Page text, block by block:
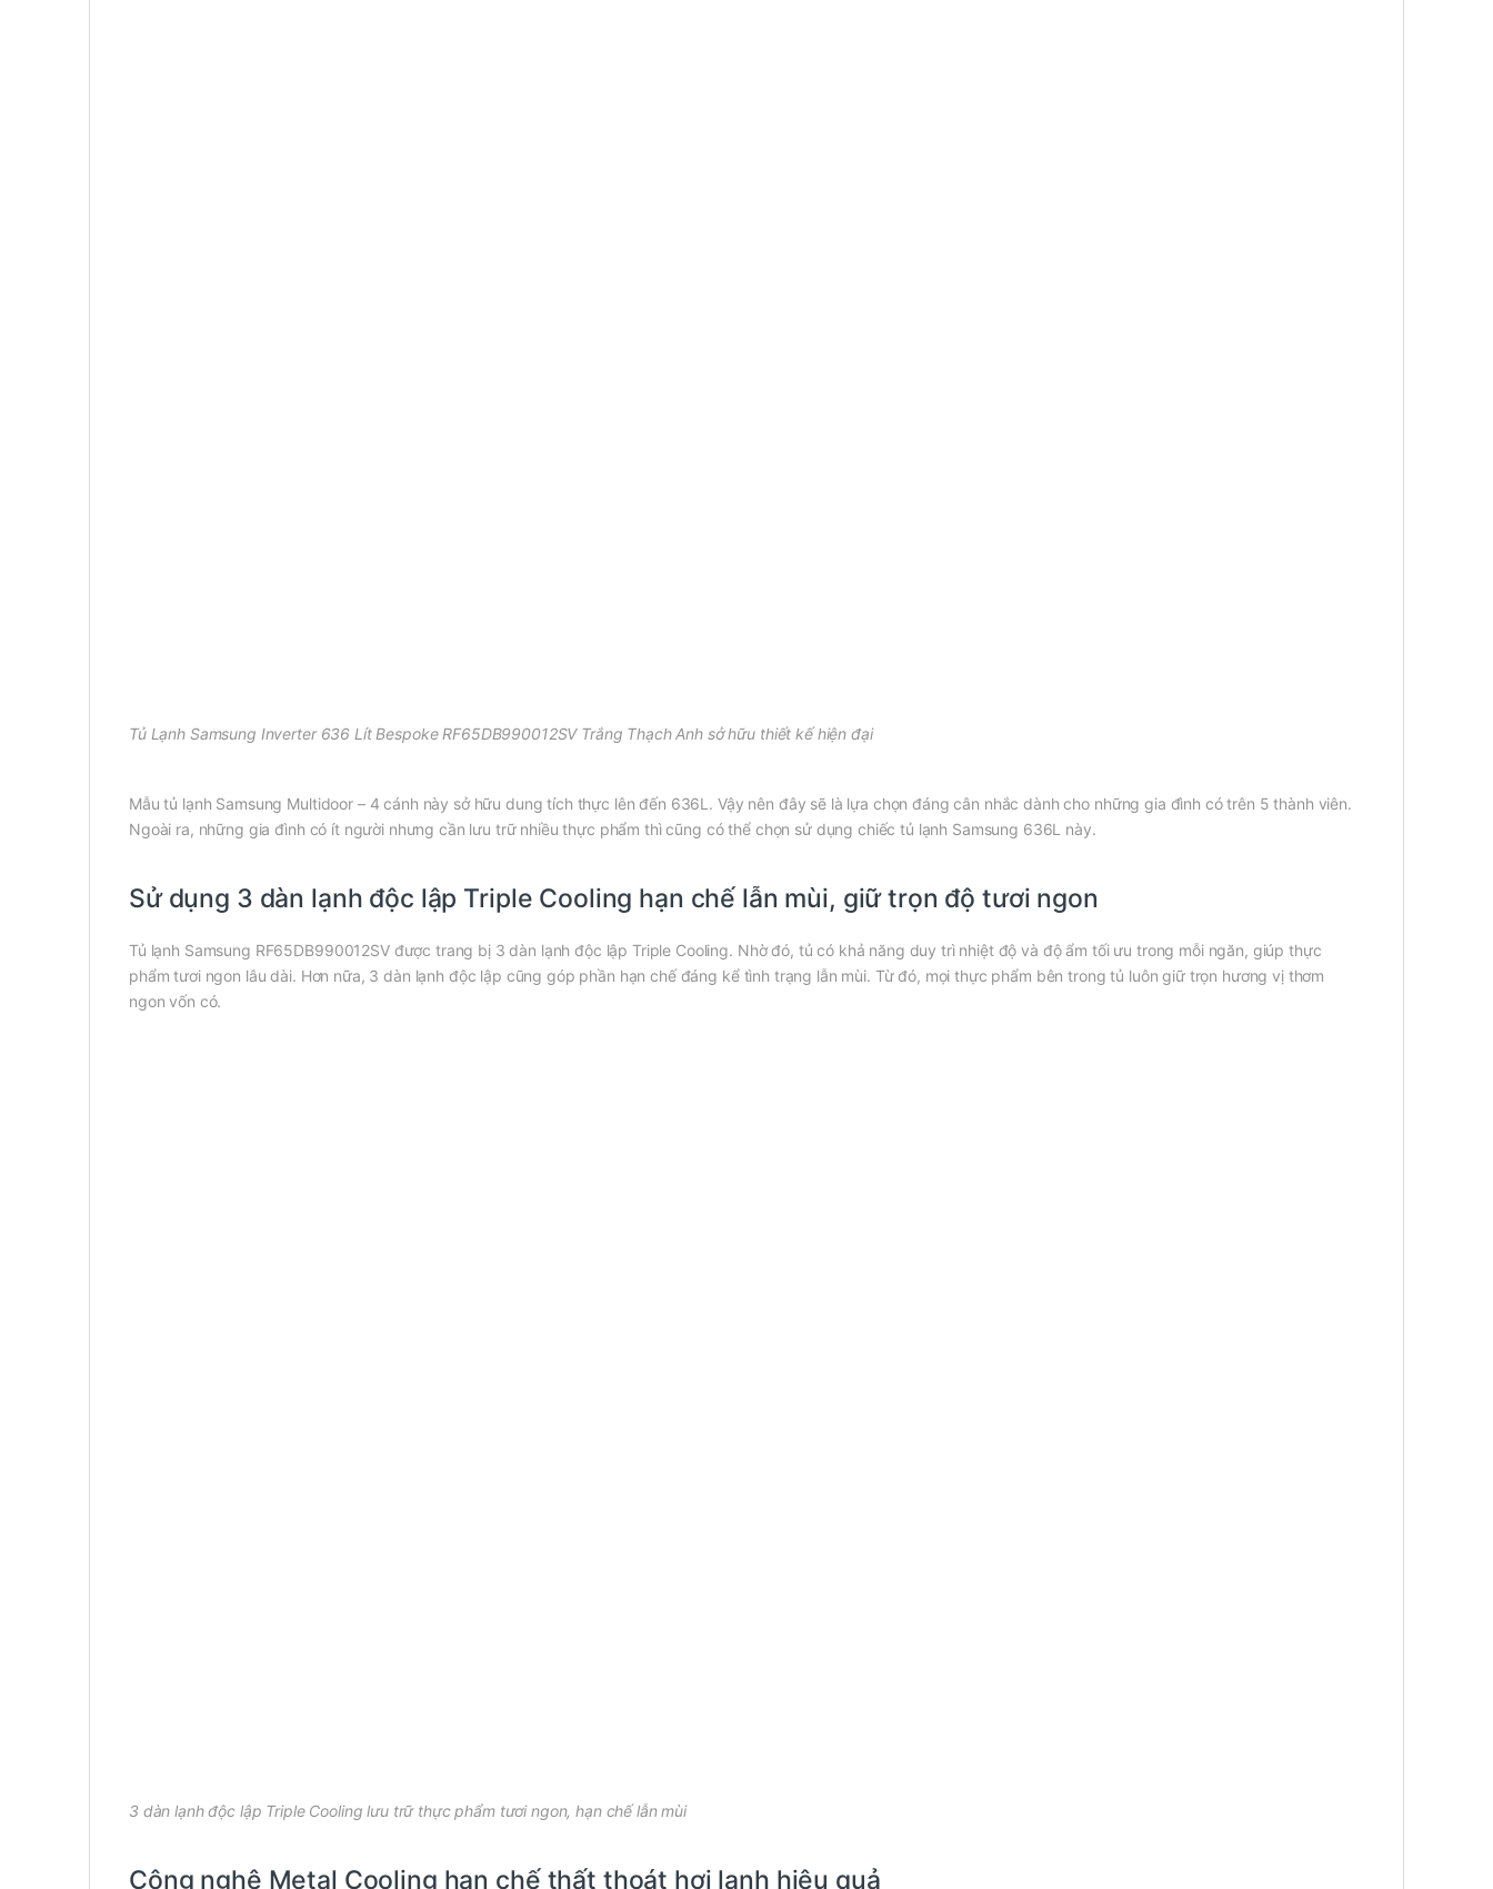
Tủ Lạnh Samsung Inverter 636 Lít Bespoke RF65DB990012SV Trắng Thạch Anh sở hữu thiết kế hiện đại
Mẫu tủ lạnh Samsung Multidoor – 4 cánh này sở hữu dung tích thực lên đến 636L. Vậy nên đây sẽ là lựa chọn đáng cân nhắc dành cho những gia đình có trên 5 thành viên.
Ngoài ra, những gia đình có ít người nhưng cần lưu trữ nhiều thực phẩm thì cũng có thể chọn sử dụng chiếc tủ lạnh Samsung 636L này.
Sử dụng 3 dàn lạnh độc lập Triple Cooling hạn chế lẫn mùi, giữ trọn độ tươi ngon
Tủ lạnh Samsung RF65DB990012SV được trang bị 3 dàn lạnh độc lập Triple Cooling. Nhờ đó, tủ có khả năng duy trì nhiệt độ và độ ẩm tối ưu trong mỗi ngăn, giúp thực
phẩm tươi ngon lâu dài. Hơn nữa, 3 dàn lạnh độc lập cũng góp phần hạn chế đáng kể tình trạng lẫn mùi. Từ đó, mọi thực phẩm bên trong tủ luôn giữ trọn hương vị thơm
ngon vốn có.
3 dàn lạnh độc lập Triple Cooling lưu trữ thực phẩm tươi ngon, hạn chế lẫn mùi
Công nghệ Metal Cooling hạn chế thất thoát hơi lạnh hiệu quả